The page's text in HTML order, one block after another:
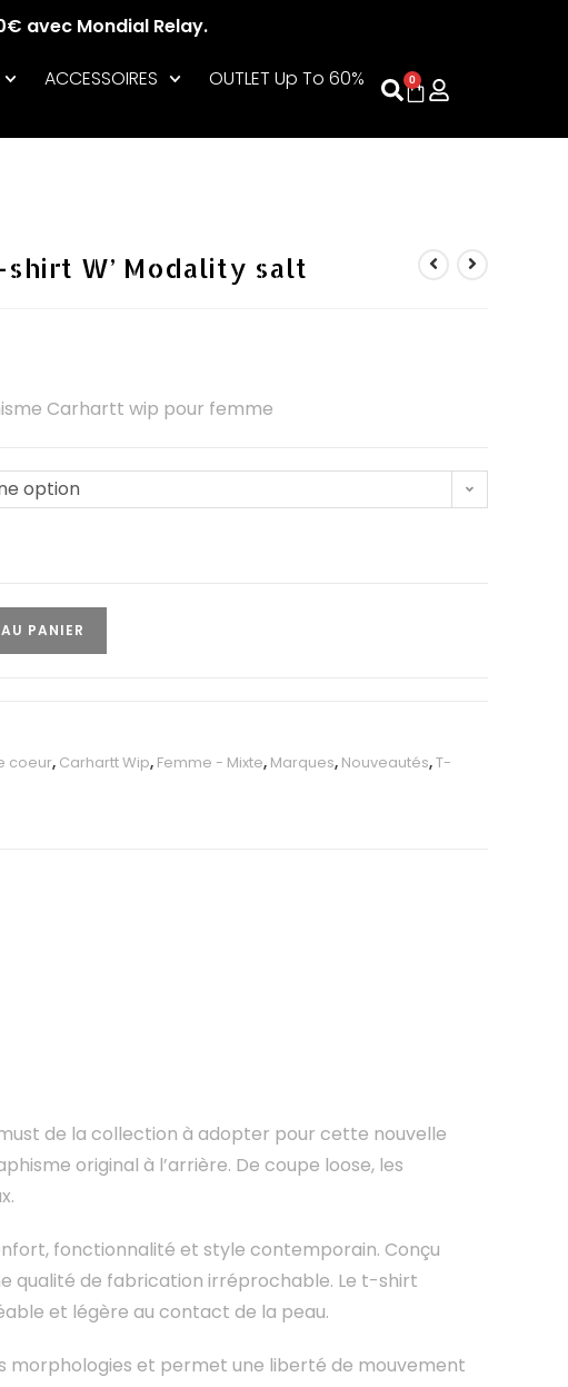
avec Mondial Relay.
ACCESSOIRES
OUTLET Up To 60%
0
shirt W’ Modality salt
Carhartt wip pour femme
option
PANIER
coeur, Carhartt Wip, Femme - Mixte, Marques, Nouveautés,T-
de la collection à adopter pour cette nouvelle
original à l’arrière. De coupe loose, les
fonctionnalité et style contemporain. Conçu
qualité de fabrication irréprochable. Le t-shirt
et légère au contact de la peau.
morphologies et permet une liberté de mouvement